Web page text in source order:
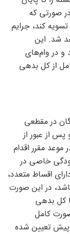
صورتی که
کند، جرایم
شد. این
و تسهیلات ٦ تا ١٤ درصد و در وام‌های
کامل از کل بدهی
در مقطعی
از عبور از
مقرر اقدام
خاصی در
اقساط متعدد،
در این صورت
کل بدهی
کامل
پیش تعیین شده